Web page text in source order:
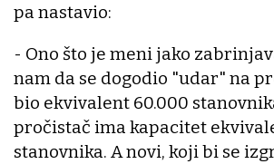
pa nastavio:
- Ono što je meni jako
nam da se dogodio "udar" na
bio ekvivalent 60.000
pročistač ima kapacitet
stanovnika. A novi, koji bi se